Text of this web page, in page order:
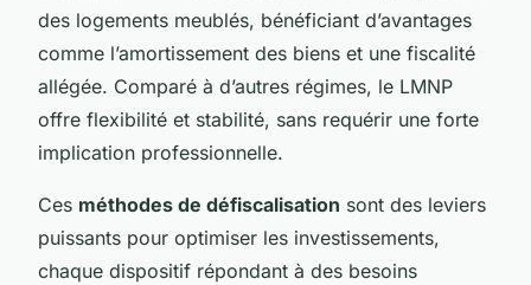
des logements meublés, bénéficiant d’avantages
comme l’amortissement des biens et une fiscalité
allégée. Comparé à d’autres régimes, le LMNP
offre flexibilité et stabilité, sans requérir une forte
implication professionnelle.
Ces méthodes de défiscalisation sont des leviers
puissants pour optimiser les investissements,
chaque dispositif répondant à des besoins